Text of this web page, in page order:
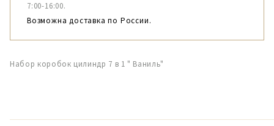
7:00-16:00.
Возможна доставка по России.
Набор коробок цилиндр 7 в 1 " Ваниль"